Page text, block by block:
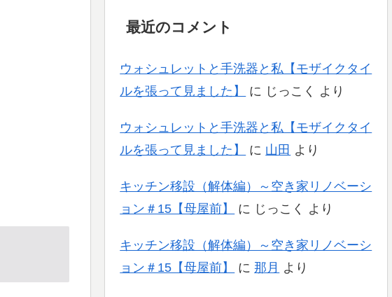
最近のコメント
ウォシュレットと手洗器と私【モザイクタイ
ルを張って見ました】
に じっこく より
ウォシュレットと手洗器と私【モザイクタイ
ルを張って見ました】
に 山田 より
キッチン移設（解体編）～空き家リノベーシ
ョン＃15【母屋前】
に じっこく より
キッチン移設（解体編）～空き家リノベーシ
ョン＃15【母屋前】
に那月 より